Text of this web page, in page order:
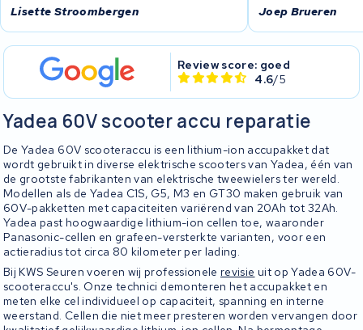
Lisette Stroombergen
Joep Brueren
Review score: goed
4.6/5
Yadea 60V scooter accu reparatie
De Yadea 60V scooteraccu is een lithium-ion accupakket dat
wordt gebruikt in diverse elektrische scooters van Yadea, één van
de grootste fabrikanten van elektrische tweewielers ter wereld.
Modellen als de Yadea C1S, G5, M3 en GT30 maken gebruik van
60V-pakketten met capaciteiten variërend van 20Ah tot 32Ah.
Yadea past hoogwaardige lithium-ion cellen toe, waaronder
Panasonic-cellen en grafeen-versterkte varianten, voor een
actieradius tot circa 80 kilometer per lading.
Bij KWS Seuren voeren wij professionelerevisie uit op Yadea 60V-
scooteraccu's. Onze technici demonteren het accupakket en
meten elke cel individueel op capaciteit, spanning en interne
weerstand. Cellen die niet meer presteren worden vervangen door